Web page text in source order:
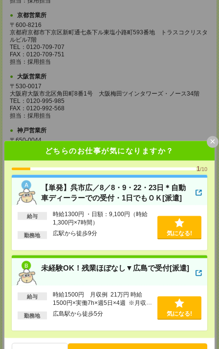
どちらのお仕事が気になりますか？
1/10
【単発】呉市広／8／8・9・22・23日＊自動
車ディーラーでの受付・1日でもＯＫ[派遣]
給与
時給1300円 ・日額：9,100円（時給
1,300円×7時間）
勤務地 広駅から徒歩9分 気になる!
未経験OK！残業ほぼなし▼広島で受付[派遣]
給与
時給1500円 月収例 21万円 時給
1500円×実働7h×週5日×4週 ※月収例
を保証するものではありません。※給
勤務地 広島駅から徒歩5分 気になる!
×
京都営業所
〒600-8216
京都府京都市下京区新町通七条下ル東塩小路町593番地 トラスコクリスタ
ルビル7階
TEL：0120-709-707
FAX：0120-709-751
担当：採用担当
大阪営業所
〒530-0017
大阪府大阪市北区角田町8番1号 大阪梅田ツインタワーズ・ノース34階
TEL：0120-995-985
FAX：0120-992-568
担当：採用担当
神戸営業所
〒650-0044
兵庫県神戸市中央区東川崎町1丁目3番3号 神戸ハーバーランドセンタービ
TEL：0120-995-984
FAX：0120-709-785
担当：採用担当
広島営業所
〒730-0031
TEL：0120-709-707
FAX：0120-934-504
担当：採用担当
〒790-0003
愛媛県松山市三番町7丁目1番地21号 ジブラルタ生命松山ビル8階
TEL：0120-709-707
FAX：0120-709-890
担当：採用担当
福岡営業所
福岡県福岡市博多区中洲5丁目6番24号 第6ガーデンビル2階
FAX：0120-709-927
担当：採用担当